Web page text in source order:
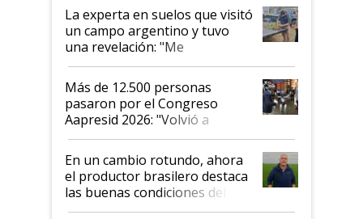
La experta en suelos que visitó
un campo argentino y tuvo
una revelación: "Me
impresionó mucho"
Más de 12.500 personas
pasaron por el Congreso
Aapresid 2026: "Volvió a
demostrar que hablar del
suelo es hablar de todo el
sistema productivo"
En un cambio rotundo, ahora
el productor brasilero destaca
las buenas condiciones del
agro argentino para invertir: